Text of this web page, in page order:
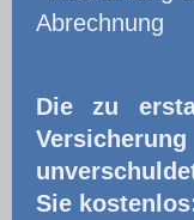
Abrechnung
Die zu
Sie